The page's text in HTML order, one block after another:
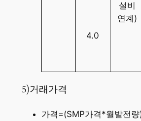
설비
연계)
4.0
5)거래가격
가격=(SMP가격*월발전